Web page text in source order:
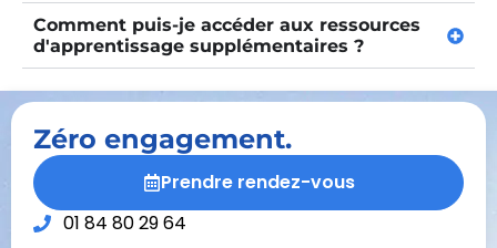
Comment puis-je accéder aux ressources
d'apprentissage supplémentaires ?
Zéro engagement.
Prendre rendez-vous
01 84 80 29 64